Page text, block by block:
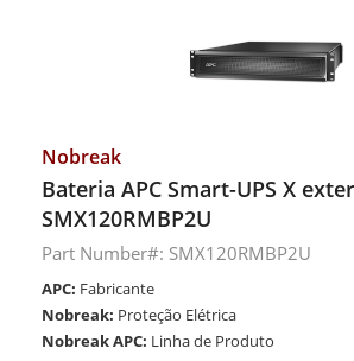
Nobreak
Bateria APC Smart-UPS X
SMX120RMBP2U
Part Number#: SMX120RMBP2U
APC: Fabricante
Nobreak: Proteção Elétrica
Nobreak APC: Linha de Produto